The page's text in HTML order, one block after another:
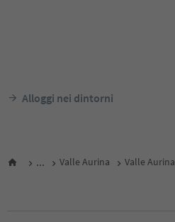
Alloggi nei dintorni
... Valle Aurina Valle Aurina